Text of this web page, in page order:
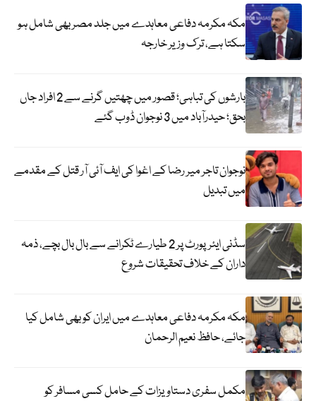
مکہ مکرمہ دفاعی معاہدے میں جلد مصر بھی شامل ہو
سکتا ہے، ترک وزیر خارجہ
بارشوں کی تباہی؛ قصور میں چھتیں گرنے سے 2 افراد جاں
بحق؛ حیدرآباد میں 3 نوجوان ڈوب گئے
نوجوان تاجر میر رضا کے اغوا کی ایف آئی آر قتل کے مقدمے
میں تبدیل
سڈنی ایئرپورٹ پر 2 طیارے ٹکرانے سے بال بال بچے، ذمہ
داران کے خلاف تحقیقات شروع
مکہ مکرمہ دفاعی معاہدے میں ایران کو بھی شامل کیا
جائے، حافظ نعیم الرحمان
مکمل سفری دستاویزات کے حامل کسی مسافر کو